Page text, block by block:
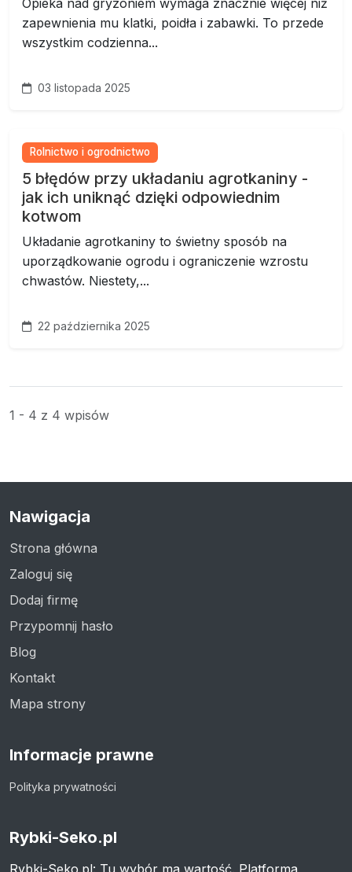
Opieka nad gryzoniem wymaga znacznie więcej niż
zapewnienia mu klatki, poidła i zabawki. To przede
wszystkim codzienna...
03 listopada 2025
Rolnictwo i ogrodnictwo
5 błędów przy układaniu agrotkaniny -
jak ich uniknąć dzięki odpowiednim
kotwom
Układanie agrotkaniny to świetny sposób na
uporządkowanie ogrodu i ograniczenie wzrostu
chwastów. Niestety,...
22 października 2025
1 - 4 z 4 wpisów
Nawigacja
Strona główna
Zaloguj się
Dodaj firmę
Przypomnij hasło
Blog
Kontakt
Mapa strony
Informacje prawne
Polityka prywatności
Rybki-Seko.pl